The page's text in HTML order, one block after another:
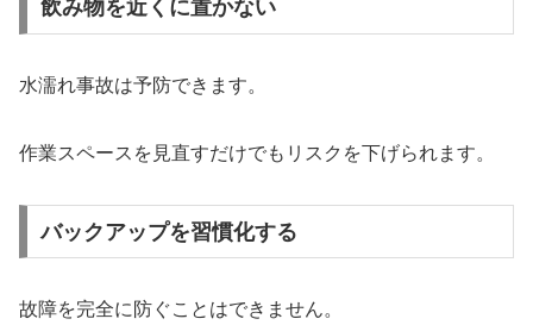
飲み物を近くに置かない
水濡れ事故は予防できます。
作業スペースを見直すだけでもリスクを下げられます。
バックアップを習慣化する
故障を完全に防ぐことはできません。